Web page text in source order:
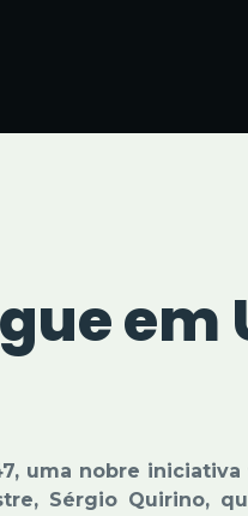
em
uma nobre
Sérgio Quirino,